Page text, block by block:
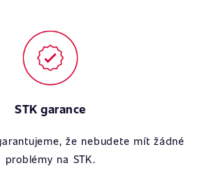
STK garance
že nebudete mít žádné
problémy na STK.